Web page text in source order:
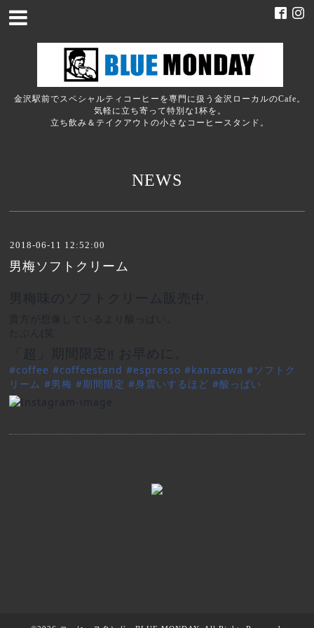
金沢駅前でスペシャルティコーヒーを専門に扱う金沢ローカルのCafe。
気軽に立ち寄って特別な1杯を。
立ち飲み＆テイクアウトの小さなコーヒースタンド。
NEWS
2018-06-11 12:52:00
男梅ソフトクリーム
#coffee #coffeestand #espresso #kanazawa #ソフトク
リーム #男梅 #期間限定 #身震いするほど #酸っぱい